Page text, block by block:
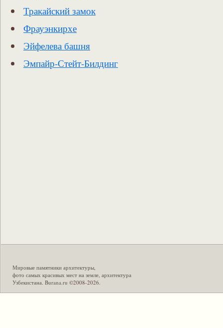
Тракайский замок
Фрауэнкирхе
Эйфелева башня
Эмпайр-Стейт-Билдинг
Мировые памятники архитектуры,
фото самых красивых мест на земле, архитектура
Узбекистана. Burana.ru ©2008-2026.